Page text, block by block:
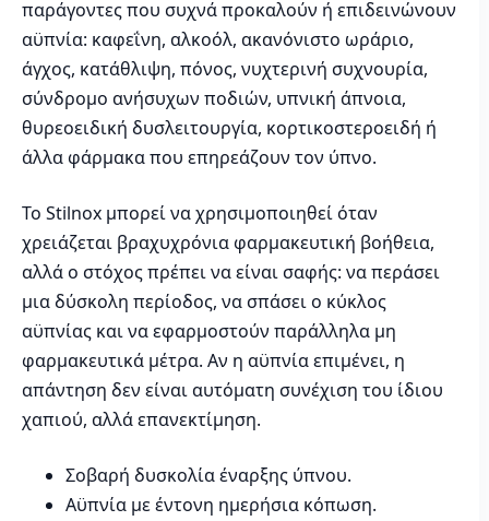
παράγοντες που συχνά προκαλούν ή επιδεινώνουν
αϋπνία: καφεΐνη, αλκοόλ, ακανόνιστο ωράριο,
άγχος, κατάθλιψη, πόνος, νυχτερινή συχνουρία,
σύνδρομο ανήσυχων ποδιών, υπνική άπνοια,
θυρεοειδική δυσλειτουργία, κορτικοστεροειδή ή
άλλα φάρμακα που επηρεάζουν τον ύπνο.
Το Stilnox μπορεί να χρησιμοποιηθεί όταν
χρειάζεται βραχυχρόνια φαρμακευτική βοήθεια,
αλλά ο στόχος πρέπει να είναι σαφής: να περάσει
μια δύσκολη περίοδος, να σπάσει ο κύκλος
αϋπνίας και να εφαρμοστούν παράλληλα μη
φαρμακευτικά μέτρα. Αν η αϋπνία επιμένει, η
απάντηση δεν είναι αυτόματη συνέχιση του ίδιου
χαπιού, αλλά επανεκτίμηση.
Σοβαρή δυσκολία έναρξης ύπνου.
Αϋπνία με έντονη ημερήσια κόπωση.